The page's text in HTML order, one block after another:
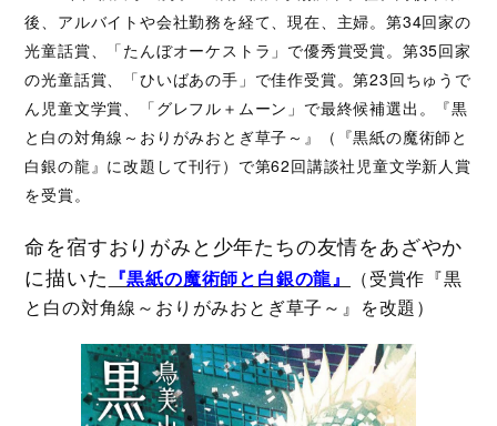
後、アルバイトや会社勤務を経て、現在、主婦。第34回家の
光童話賞、「たんぼオーケストラ」で優秀賞受賞。第35回家
の光童話賞、「ひいばあの手」で佳作受賞。第23回ちゅうで
ん児童文学賞、「グレフル＋ムーン」で最終候補選出。『黒
と白の対角線～おりがみおとぎ草子～』（『黒紙の魔術師と
白銀の龍』に改題して刊行）で第62回講談社児童文学新人賞
を受賞。
命を宿すおりがみと少年たちの友情をあざやか
に描いた 『黒紙の魔術師と白銀の龍』
（受賞作『黒
と白の対角線～おりがみおとぎ草子～』を改題）